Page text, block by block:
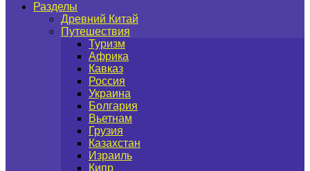
Разделы
Древний Китай
Путешествия
Туризм
Африка
Кавказ
Россия
Украина
Болгария
Вьетнам
Грузия
Казахстан
Израиль
Кипр